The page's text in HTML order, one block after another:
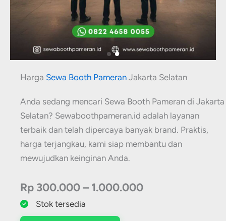
Harga Sewa Booth Pameran Jakarta Selatan
Anda sedang mencari Sewa Booth Pameran di Jakarta
Selatan? Sewaboothpameran.id adalah layanan
terbaik dan telah dipercaya banyak brand. Praktis,
harga terjangkau, kami siap membantu dan
mewujudkan keinginan Anda.
Rp 300.000 – 1.000.000
Stok tersedia